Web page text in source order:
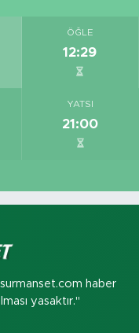
ÖĞLE
12:29
YATSI
21:00
haber
yasaktır."